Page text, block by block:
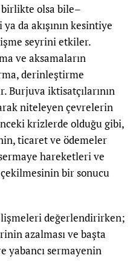
birlikte olsa bile–
da akışının kesintiye
seyrini etkiler.
ve aksamaların
derinleştirme
Burjuva iktisatçılarının
niteleyen çevrelerin
krizlerde olduğu gibi,
ticaret ve ödemeler
hareketleri ve
çekilmesinin bir sonucu
değerlendirirken;
azalması ve başta
yabancı sermayenin